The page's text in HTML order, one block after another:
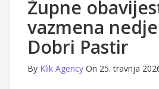
Župne
vazmena
Dobri Pastir
By Klik Agency On 25. travnja